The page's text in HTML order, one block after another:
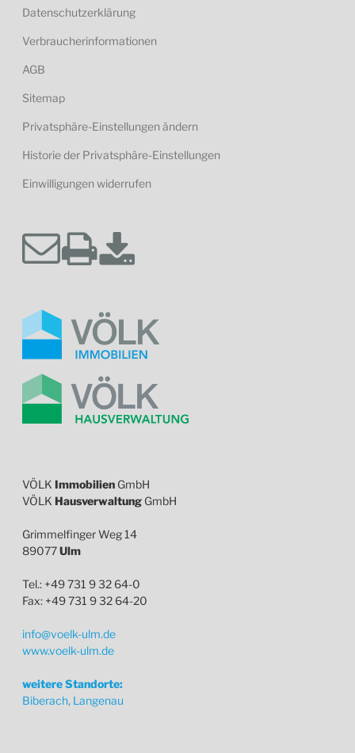
Datenschutzerklärung
Verbraucherinformationen
AGB
Sitemap
Privatsphäre-Einstellungen ändern
Historie der Privatsphäre-Einstellungen
Einwilligungen widerrufen
VÖLK Immobilien GmbH
VÖLK Hausverwaltung GmbH
Grimmelfinger Weg 14
89077Ulm
Tel.: +49 731 9 32 64-0
Fax: +49 731 9 32 64-20
info@voelk-ulm.de
www.voelk-ulm.de
weitere Standorte:
Biberach, Langenau